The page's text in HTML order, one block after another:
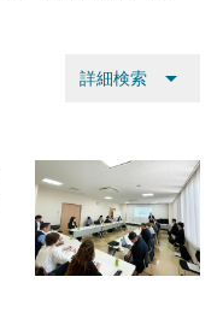
詳細検索 arrow_drop_down